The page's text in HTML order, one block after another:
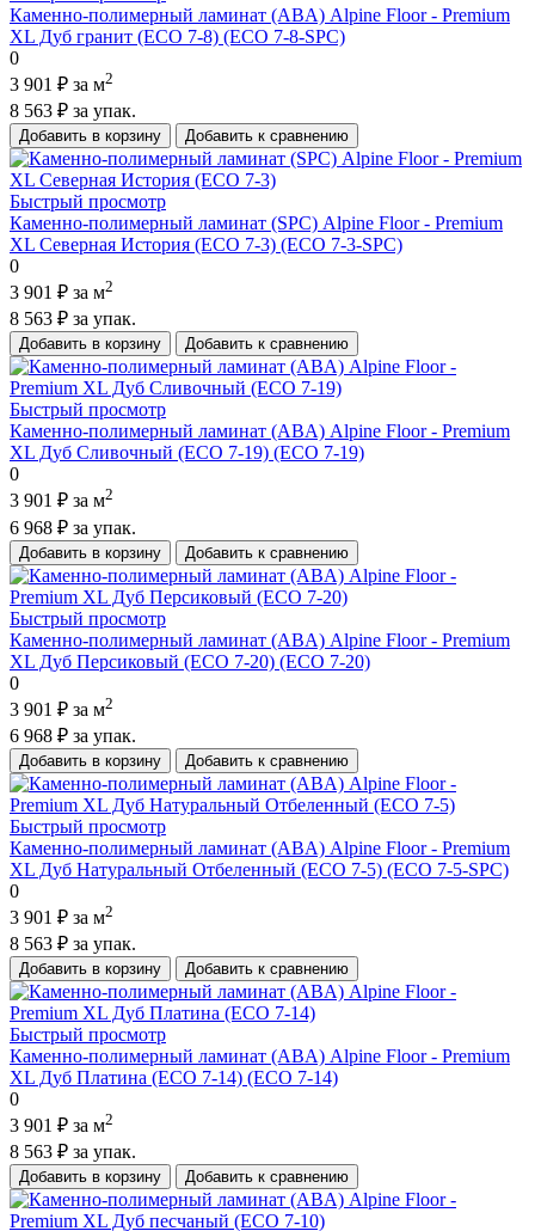
Каменно-полимерный ламинат (ABA) Alpine Floor - Premium
XL Дуб гранит (ECO 7-8) (ECO 7-8-SPC)
0
3 901 ₽ за м2
8 563 ₽ за упак.
Добавить в корзину Добавить к сравнению
Быстрый просмотр
Каменно-полимерный ламинат (SPC) Alpine Floor - Premium
XL Северная История (ECO 7-3) (ECO 7-3-SPC)
0
3 901 ₽ за м2
8 563 ₽ за упак.
Добавить в корзину Добавить к сравнению
Быстрый просмотр
Каменно-полимерный ламинат (ABA) Alpine Floor - Premium
XL Дуб Сливочный (ECO 7-19) (ECO 7-19)
0
3 901 ₽ за м2
6 968 ₽ за упак.
Добавить в корзину Добавить к сравнению
Быстрый просмотр
Каменно-полимерный ламинат (ABA) Alpine Floor - Premium
XL Дуб Персиковый (ECO 7-20) (ECO 7-20)
0
3 901 ₽ за м2
6 968 ₽ за упак.
Добавить в корзину Добавить к сравнению
Быстрый просмотр
Каменно-полимерный ламинат (ABA) Alpine Floor - Premium
XL Дуб Натуральный Отбеленный (ECO 7-5) (ECO 7-5-SPC)
0
3 901 ₽ за м2
8 563 ₽ за упак.
Добавить в корзину Добавить к сравнению
Быстрый просмотр
Каменно-полимерный ламинат (ABA) Alpine Floor - Premium
XL Дуб Платина (ECO 7-14) (ECO 7-14)
0
3 901 ₽ за м2
8 563 ₽ за упак.
Добавить в корзину Добавить к сравнению